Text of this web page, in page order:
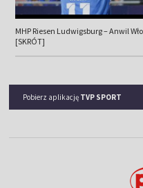
MHP Riesen Ludwigsburg – Anwil
[SKRÓT]
Pobierz aplikację TVP SPORT